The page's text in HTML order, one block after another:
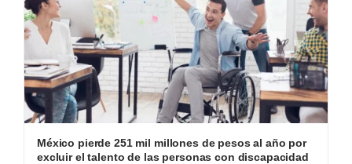
México pierde 251 mil millones de pesos al año por
excluir el talento de las personas con discapacidad